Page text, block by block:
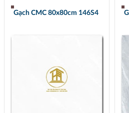
Gạch CMC 80x80cm 146S4